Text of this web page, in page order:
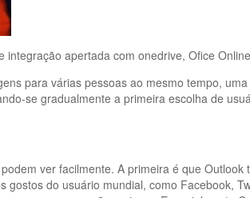
apertada com onedrive, Ofice
para várias pessoas ao mesmo tempo,
se gradualmente a primeira escolha de
ver facilmente. A primeira é que Outlook
do usuário mundial, como Facebook,